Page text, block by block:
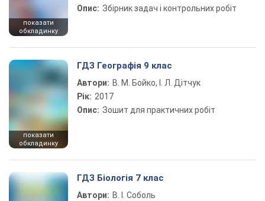
показати
обкладинку
Опис: Збірник задач і контрольних робіт
показати
обкладинку
ГДЗ Географія 9 клас
Автори: В. М. Бойко, І. Л. Дітчук
Рік: 2017
Опис: Зошит для практичних робіт
ГДЗ Біологія 7 клас
Автори: В. І. Соболь